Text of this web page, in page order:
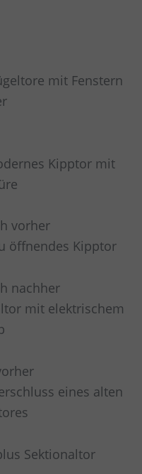
mit Fenstern
Kipptor mit
öffnendes Kipptor
mit elektrischem
eines alten